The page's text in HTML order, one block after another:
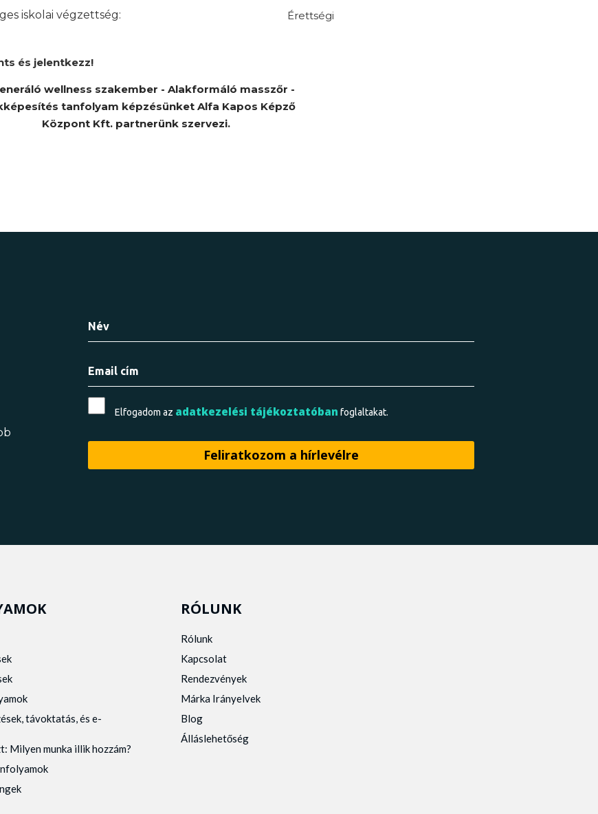
iskolai végzettség:
Érettségi
és jelentkezz!
wellness szakember - Alakformáló masszőr -
tanfolyam képzésünket Alfa Kapos Képző
Központ Kft. partnerünk szervezi.
Elfogadom az adatkezelési tájékoztatóban foglaltakat.
távoktatás, és e-
Milyen munka illik hozzám?
RÓLUNK
Rólunk
Kapcsolat
Rendezvények
Márka Irányelvek
Blog
Álláslehetőség